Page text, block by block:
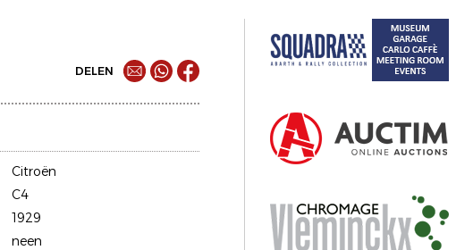
DELEN
Citroën
C4
1929
neen